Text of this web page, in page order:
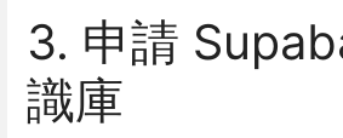
3. 申請
識庫